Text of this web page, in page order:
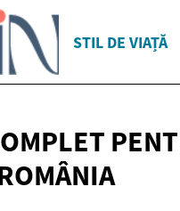
STIL DE VIAȚĂ